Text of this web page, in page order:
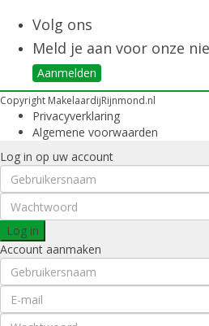
Volg ons
Meld je aan voor onze
Aanmelden
Copyright MakelaardijRijnmond.nl
Privacyverklaring
Algemene voorwaarden
Log in op uw account
Log in
Account aanmaken